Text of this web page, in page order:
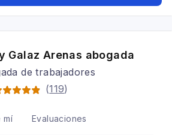
Galaz Arenas abogada
de trabajadores
(119)
mí Evaluaciones